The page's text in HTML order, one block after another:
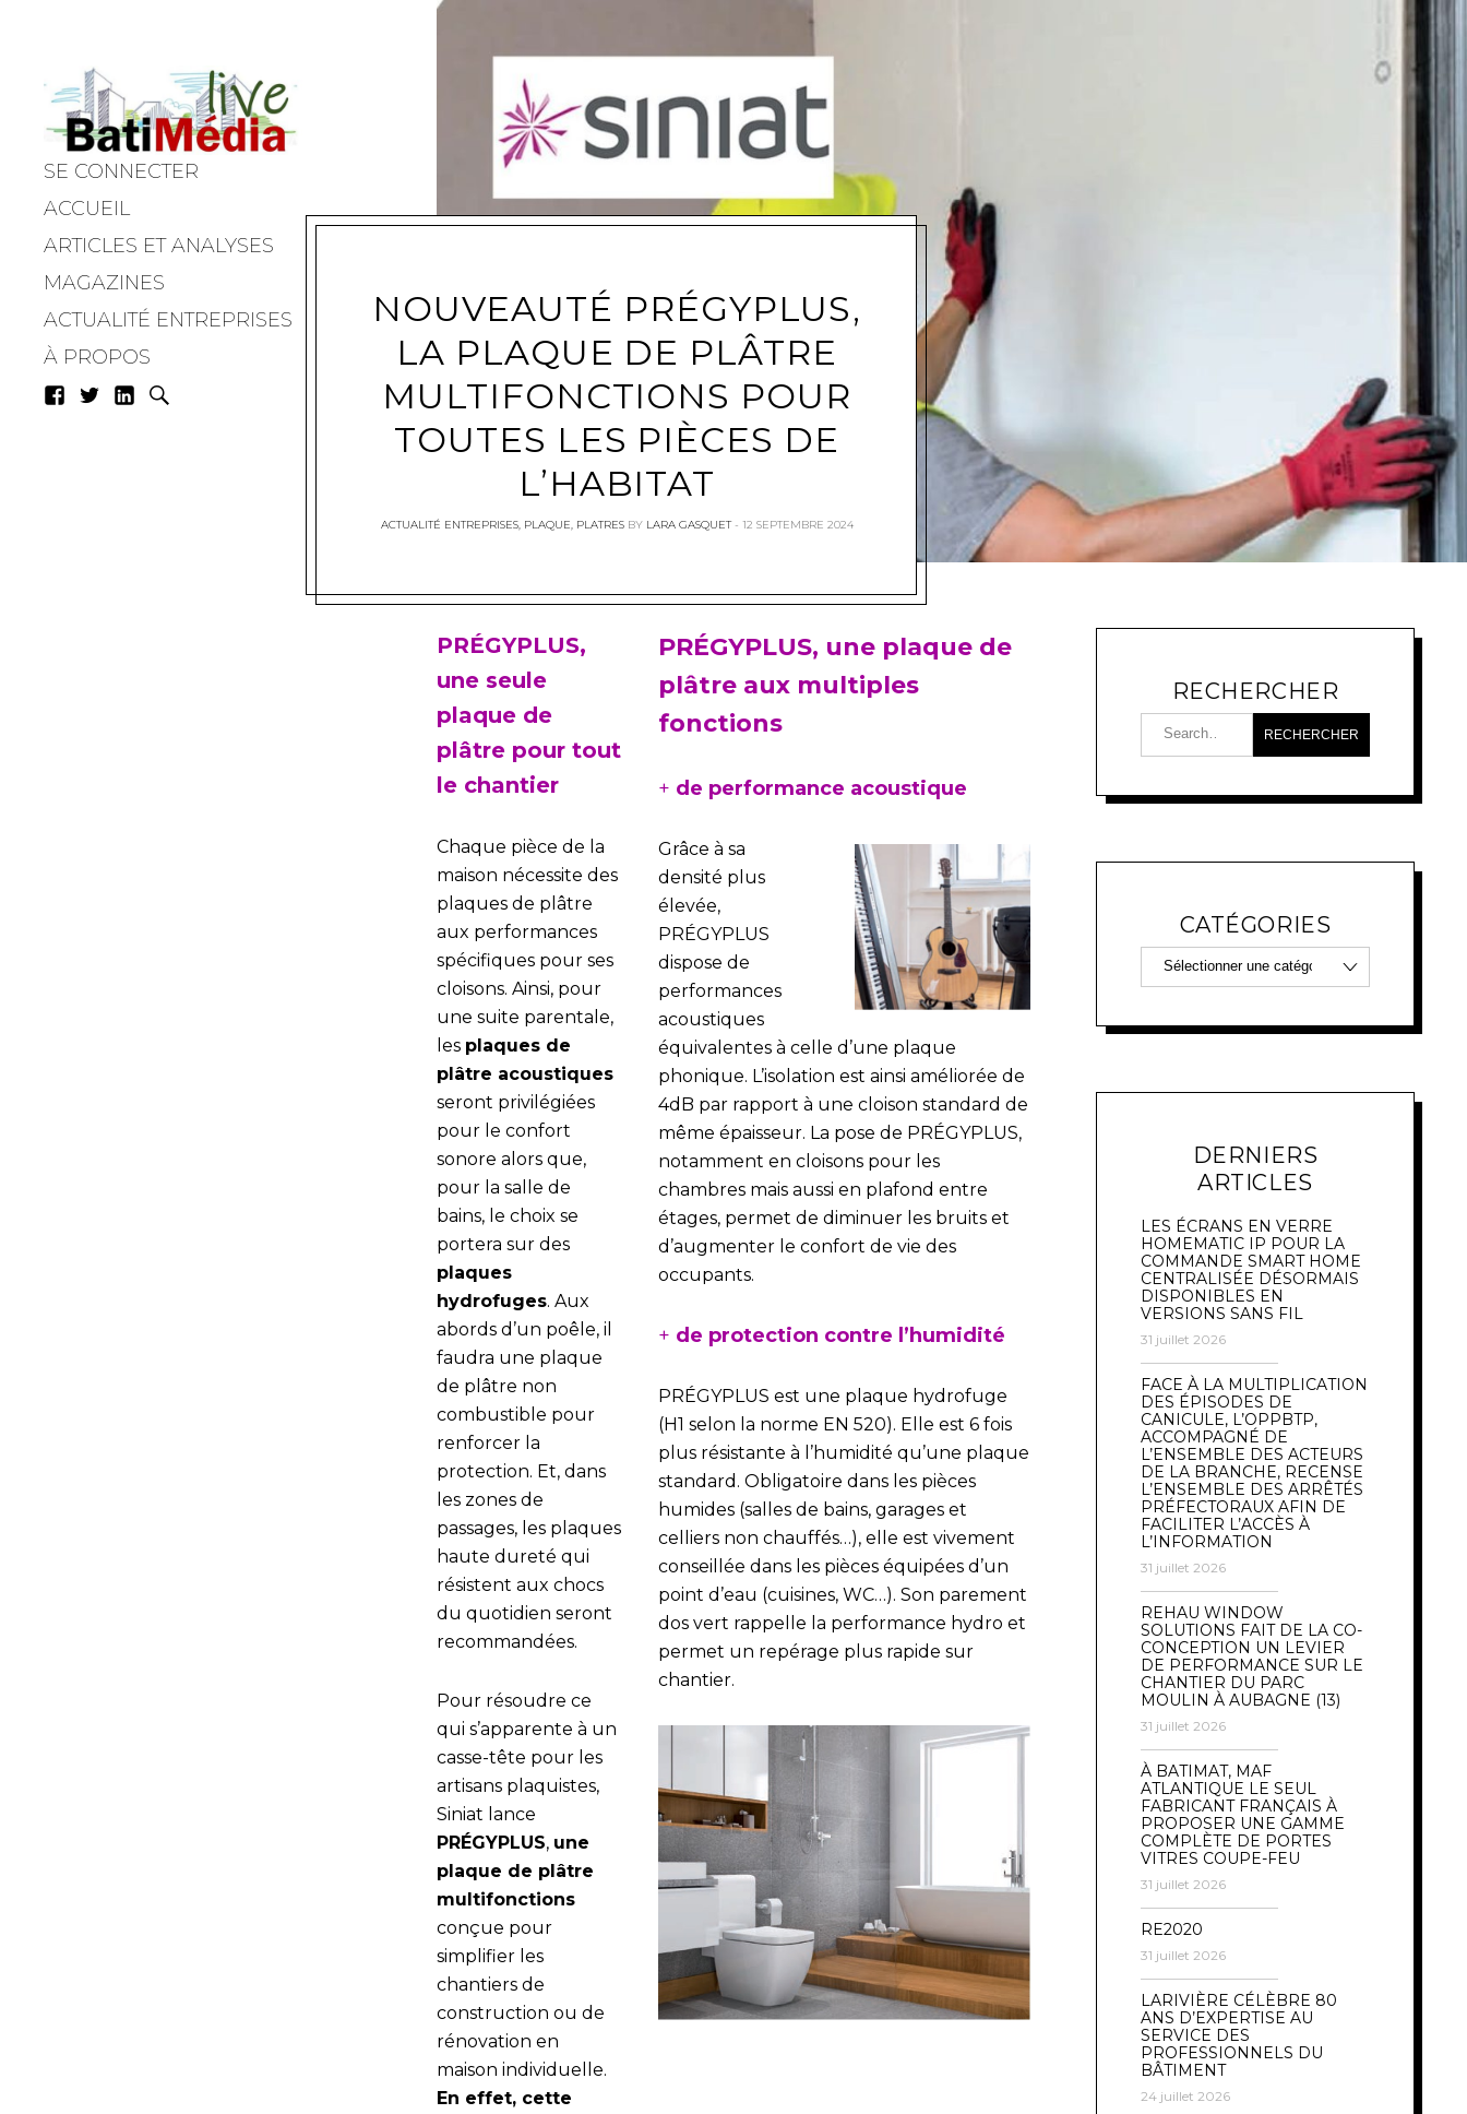
Batimedialive
SE CONNECTER
ACCUEIL
ARTICLES ET ANALYSES
MAGAZINES
ACTUALITÉ ENTREPRISES
À PROPOS
NOUVEAUTÉ PRÉGYPLUS,
LA PLAQUE DE PLÂTRE
MULTIFONCTIONS POUR
TOUTES LES PIÈCES DE
L’HABITAT
ACTUALITÉ ENTREPRISES, PLAQUE, PLATRES BY LARA GASQUET 12 SEPTEMBRE 2024
PRÉGYPLUS,
une seule
plaque de
plâtre pour tout
le chantier
Chaque pièce de la
maison nécessite des
plaques de plâtre
aux performances
spécifiques pour ses
cloisons. Ainsi, pour
une suite parentale,
les plaques de
plâtre acoustiques
seront privilégiées
pour le confort
sonore alors que,
pour la salle de
bains, le choix se
portera sur des
plaques
hydrofuges. Aux
abords d’un poêle, il
faudra une plaque
de plâtre non
combustible pour
renforcer la
protection. Et, dans
les zones de
passages, les plaques
haute dureté qui
résistent aux chocs
du quotidien seront
recommandées.
Pour résoudre ce
qui s’apparente à un
casse-tête pour les
artisans plaquistes,
Siniat lance
PRÉGYPLUS, une
plaque de plâtre
multifonctions
conçue pour
simplifier les
chantiers de
construction ou de
rénovation en
maison individuelle.
En effet, cette
PRÉGYPLUS, une plaque de
plâtre aux multiples
fonctions
+ de performance acoustique
Grâce à sa
densité plus
élevée,
PRÉGYPLUS
dispose de
performances
acoustiques
équivalentes à celle d’une plaque
phonique. L’isolation est ainsi améliorée de
4dB par rapport à une cloison standard de
même épaisseur. La pose de PRÉGYPLUS,
notamment en cloisons pour les
chambres mais aussi en plafond entre
étages, permet de diminuer les bruits et
d’augmenter le confort de vie des
occupants.
+ de protection contre l’humidité
PRÉGYPLUS est une plaque hydrofuge
(H1 selon la norme EN 520). Elle est 6 fois
plus résistante à l’humidité qu’une plaque
standard. Obligatoire dans les pièces
humides (salles de bains, garages et
celliers non chauffés…), elle est vivement
conseillée dans les pièces équipées d’un
point d’eau (cuisines, WC…). Son parement
dos vert rappelle la performance hydro et
permet un repérage plus rapide sur
chantier.
RECHERCHER
CATÉGORIES
DERNIERS
ARTICLES
LES ÉCRANS EN VERRE
HOMEMATIC IP POUR LA
COMMANDE SMART HOME
CENTRALISÉE DÉSORMAIS
DISPONIBLES EN
VERSIONS SANS FIL
31 juillet 2026
FACE À LA MULTIPLICATION
DES ÉPISODES DE
CANICULE, L’OPPBTP,
ACCOMPAGNÉ DE
L’ENSEMBLE DES ACTEURS
DE LA BRANCHE, RECENSE
L’ENSEMBLE DES ARRÊTÉS
PRÉFECTORAUX AFIN DE
FACILITER L’ACCÈS À
L’INFORMATION
31 juillet 2026
REHAU WINDOW
SOLUTIONS FAIT DE LA CO-
CONCEPTION UN LEVIER
DE PERFORMANCE SUR LE
CHANTIER DU PARC
MOULIN À AUBAGNE (13)
31 juillet 2026
À BATIMAT, MAF
ATLANTIQUE LE SEUL
FABRICANT FRANÇAIS À
PROPOSER UNE GAMME
COMPLÈTE DE PORTES
VITRES COUPE-FEU
31 juillet 2026
RE2020
31 juillet 2026
LARIVIÈRE CÉLÈBRE 80
ANS D’EXPERTISE AU
SERVICE DES
PROFESSIONNELS DU
BÂTIMENT
24 juillet 2026